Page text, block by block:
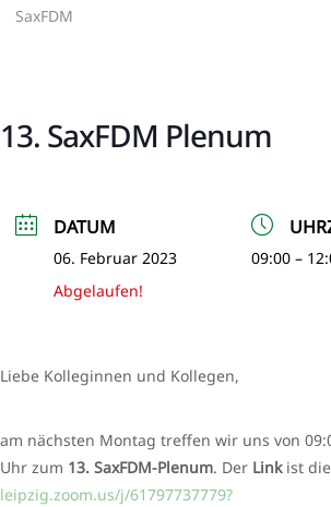
SaxFDM
13. SaxFDM Plenum
DATUM
06. Februar 2023
Abgelaufen!
09:00 –
Liebe Kolleginnen und Kollegen,
am nächsten Montag treffen wir uns von
Uhr zum 13. SaxFDM-Plenum. Der Linkist
leipzig.zoom.us/j/61797737779?